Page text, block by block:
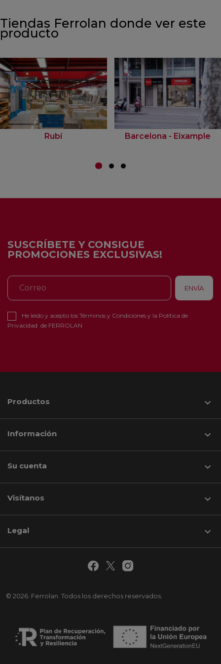
Tiendas Ferrolan donde ver este
producto
Rubí Barcelona - Eixample
SUSCRÍBETE Y CONSIGUE
PROMOCIONES EXCLUSIVAS!
He leído y acepto los Términos y Condiciones y la Política de
Privacidad de FERROLAN
Productos 
Información 
Su cuenta 
Visítanos keyboard_arrow_down
© 2026. Ferrolan. Todos los derechos reservados.
Legal 